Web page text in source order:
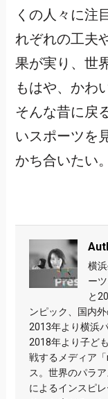
くの人々に注
れぞれの工夫
果が実り、世
もはや、かわ
そんな昔に戻
いスポーツを
かち合いたい。
横
ー
と
ンピック、国内
2013年より横浜
2018年より子ど
戦するメディア
ス。世界のパラ
によるインスピ